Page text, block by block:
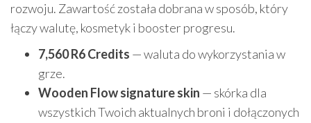
rozwoju. Zawartość została dobrana w sposób, który
łączy walutę, kosmetyk i booster progresu.
7,560 R6 Credits — waluta do wykorzystania w
grze.
Wooden Flow signature skin — skórka dla
wszystkich Twoich aktualnych broni i dołączonych